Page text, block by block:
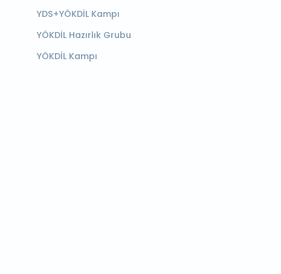
YDS+YÖKDİL Kampı
YÖKDİL Hazırlık Grubu
YÖKDİL Kampı